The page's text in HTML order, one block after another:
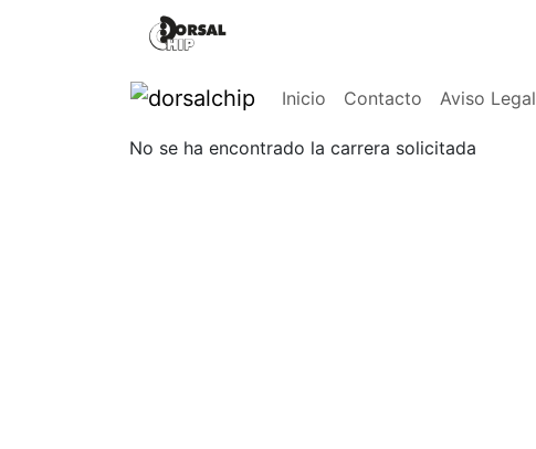
Inicio Contacto Aviso Legal
No se ha encontrado la carrera solicitada